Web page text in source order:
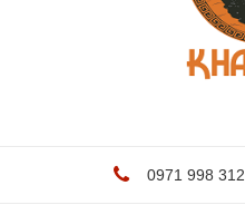
0971 998 312